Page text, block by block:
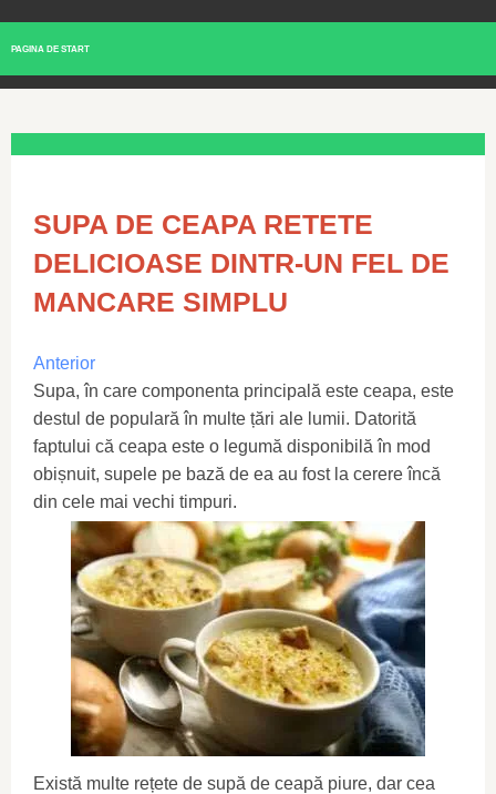
PAGINA DE START
SUPA DE CEAPA RETETE
DELICIOASE DINTR-UN FEL DE
MANCARE SIMPLU
Anterior
Supa, în care componenta principală este ceapa, este
destul de populară în multe țări ale lumii. Datorită
faptului că ceapa este o legumă disponibilă în mod
obișnuit, supele pe bază de ea au fost la cerere încă
din cele mai vechi timpuri.
Există multe rețete de supă de ceapă piure, dar cea